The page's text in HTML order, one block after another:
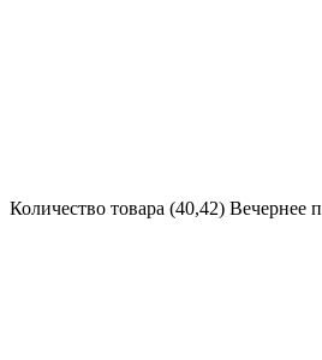
Количество товара (40,42) Вечернее